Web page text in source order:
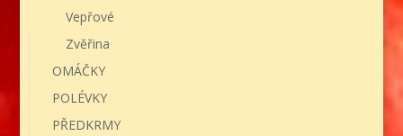
Vepřové
Zvěřina
OMÁČKY
POLÉVKY
PŘEDKRMY